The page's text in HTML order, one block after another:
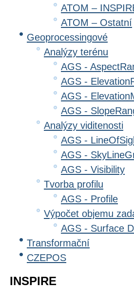
ATOM –
ATOM – Ostatní
Geoprocessingové
Analýzy terénu
AGS -
AGS -
AGS -
AGS -
Analýzy viditenosti
AGS -
AGS -
AGS - Visibility
Tvorba profilu
AGS - Profile
Výpočet objemu
AGS - Surface
Transformační
CZEPOS
INSPIRE